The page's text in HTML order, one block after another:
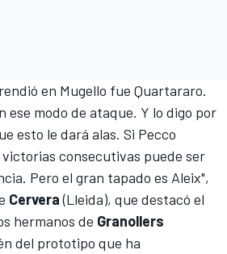
en Mugello fue Quartararo.
ese modo de ataque. Y lo digo por
esto le dará alas. Si Pecco
consecutivas puede ser
Pero el gran tapado es Aleix",
Cervera(Lleida), que destacó el
hermanos de Granollers
del prototipo que ha